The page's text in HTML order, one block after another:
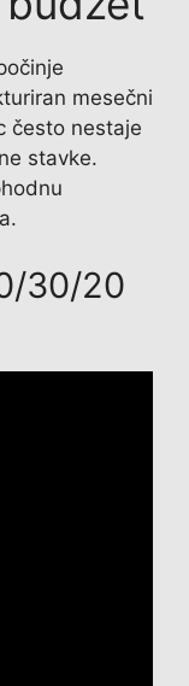
mesečni
često nestaje
stavke.
30/20